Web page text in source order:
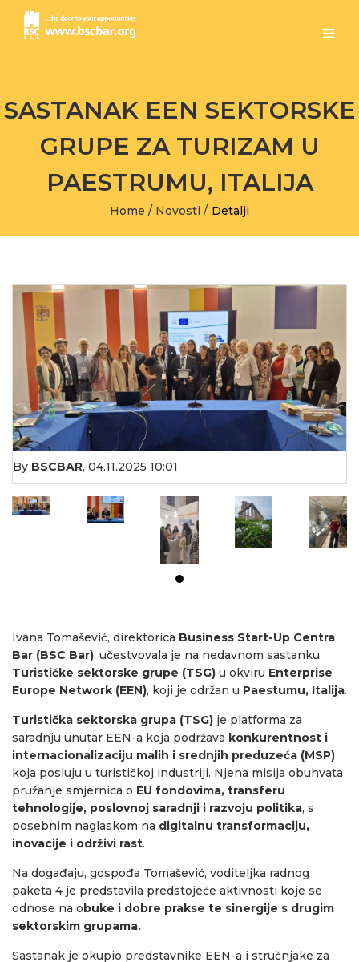
SASTANAK EEN SEKTORSKE
GRUPE ZA TURIZAM U
PAESTRUMU, ITALIJA
Home / Novosti / Detalji
By BSCBAR, 04.11.2025 10:01
Ivana Tomašević, direktorica Business Start-Up Centra
Bar (BSC Bar), učestvovala je na nedavnom sastanku
Turističke sektorske grupe (TSG) u okviru Enterprise
Europe Network (EEN), koji je održan u Paestumu, Italija.
Turistička sektorska grupa (TSG) je platforma za
saradnju unutar EEN-a koja podržava konkurentnost i
internacionalizaciju malih i srednjih preduzeća (MSP)
koja posluju u turističkoj industriji. Njena misija obuhvata
pružanje smjernica o EU fondovima, transferu
tehnologije, poslovnoj saradnji i razvoju politika, s
posebnim naglaskom na digitalnu transformaciju,
inovacije i održivi rast.
Na događaju, gospođa Tomašević, voditeljka radnog
paketa 4 je predstavila predstojeće aktivnosti koje se
odnose na obuke i dobre prakse te sinergije s drugim
sektorskim grupama.
Sastanak je okupio predstavnike EEN-a i stručnjake za